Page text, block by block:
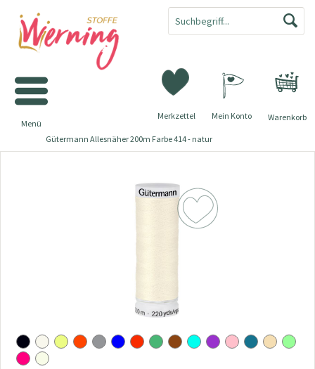
Warenkorb
Merkzettel Mein Konto
Menü
Gütermann Allesnäher 200m Farbe 414 - natur